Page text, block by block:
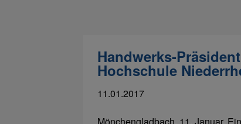
Handwerks-
Hochschule
11.01.2017